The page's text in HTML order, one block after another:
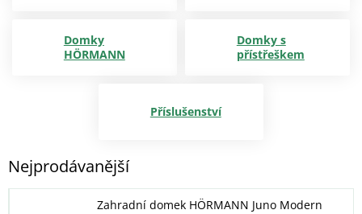
Domky
HÖRMANN
Domky s
přístřeškem
Příslušenství
Nejprodávanější
Zahradní domek HÖRMANN Juno Modern